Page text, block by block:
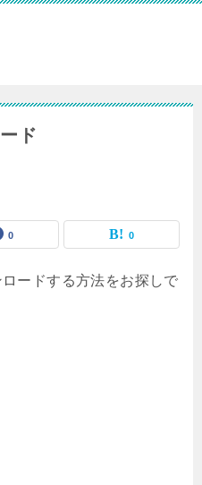
ド
0 0
ードする方法をお探しで